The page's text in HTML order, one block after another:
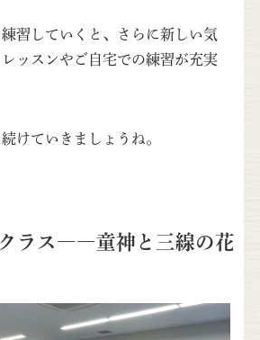
習していくと、さらに新しい気
ッスンやご自宅での練習が充実
けていきましょうね。
ラス――童神と三線の花